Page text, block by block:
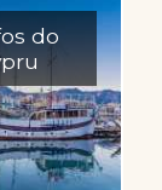
do